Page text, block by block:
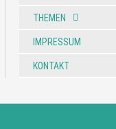
THEMEN
IMPRESSUM
KONTAKT